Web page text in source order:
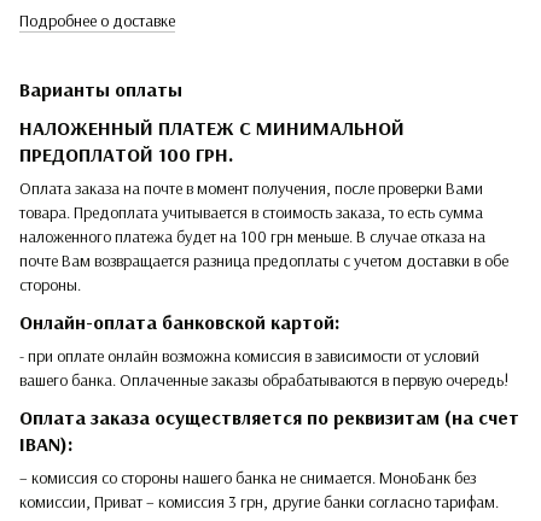
Подробнее о доставке
Варианты оплаты
НАЛОЖЕННЫЙ ПЛАТЕЖ С МИНИМАЛЬНОЙ
ПРЕДОПЛАТОЙ 100 ГРН.
Оплата заказа на почте в момент получения, после проверки Вами
товара. Предоплата учитывается в стоимость заказа, то есть сумма
наложенного платежа будет на 100 грн меньше. В случае отказа на
почте Вам возвращается разница предоплаты с учетом доставки в обе
стороны.
Онлайн-оплата банковской картой:
- при оплате онлайн возможна комиссия в зависимости от условий
вашего банка. Оплаченные заказы обрабатываются в первую очередь!
Оплата заказа осуществляется по реквизитам (на счет
IBAN):
– комиссия со стороны нашего банка не снимается. МоноБанк без
комиссии, Приват – комиссия 3 грн, другие банки согласно тарифам.